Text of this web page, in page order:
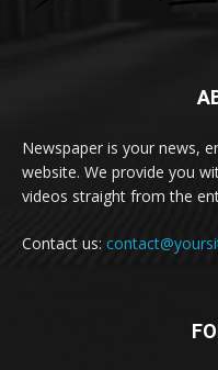
Newspaper is your news,
website. We provide you
videos straight from the
Contact us: